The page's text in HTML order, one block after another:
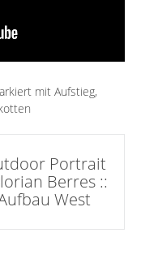
mit Aufstieg,
Portrait
Berres ::
West